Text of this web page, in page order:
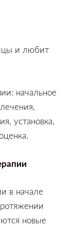
и любит
начальное
установка,
в начале
новые